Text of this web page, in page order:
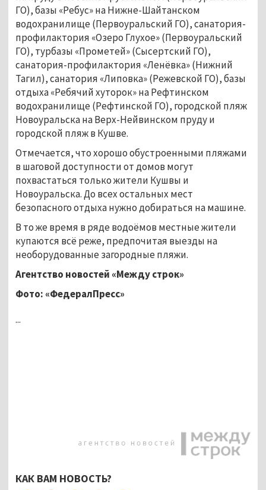
ГО), базы «Ребус» на Нижне-Шайтанском
водохранилище (Первоуральский ГО), санатория-
профилактория «Озеро Глухое» (Первоуральский
ГО), турбазы «Прометей» (Сысертский ГО),
санатория-профилактория «Ленёвка» (Нижний
Тагил), санатория «Липовка» (Режевской ГО), базы
отдыха «Ребячий хуторок» на Рефтинском
водохранилище (Рефтинской ГО), городской пляж
Новоуральска на Верх-Нейвинском пруду и
городской пляж в Кушве.
Отмечается, что хорошо обустроенными пляжами
в шаговой доступности от домов могут
похвастаться только жители Кушвы и
Новоуральска. До всех остальных мест
безопасного отдыха нужно добираться на машине.
В то же время в ряде водоёмов местные жители
купаются всё реже, предпочитая выезды на
необорудованные загородные пляжи.
Агентство новостей «Между строк»
Фото: «ФедералПресс»
...
КАК ВАМ НОВОСТЬ?